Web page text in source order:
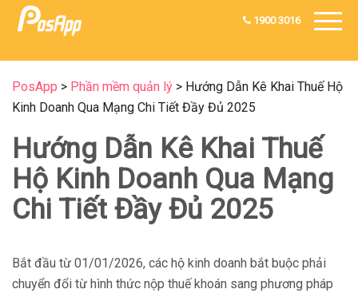
1900 3016
PosApp > Phần mềm quản lý > Hướng Dẫn Kê Khai Thuế Hộ
Kinh Doanh Qua Mạng Chi Tiết Đầy Đủ 2025
Hướng Dẫn Kê Khai Thuế
Hộ Kinh Doanh Qua Mạng
Chi Tiết Đầy Đủ 2025
Bắt đầu từ 01/01/2026, các hộ kinh doanh bắt buộc phải
chuyển đổi từ hình thức nộp thuế khoán sang phương pháp